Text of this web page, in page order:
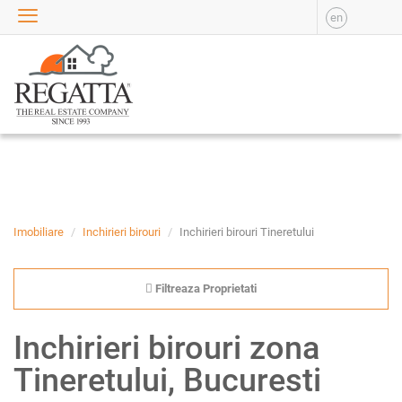
en
Imobiliare Inchirieri birouri Inchirieri birouri Tineretului
Filtreaza Proprietati
Inchirieri birouri zona
Tineretului, Bucuresti
VANZARE
APARTAMENTE DE
VANZARE
APARTAMENTE NOI DE
VANZARE
VANZARE
TERENURI DE VANZARE
APARTAMENTE DE
INCHIRIAT